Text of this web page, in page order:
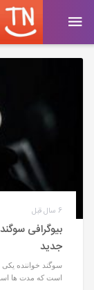
6 سال قبل
بیوگرافی
جدید
سوگند خواننده
است که مدت ها